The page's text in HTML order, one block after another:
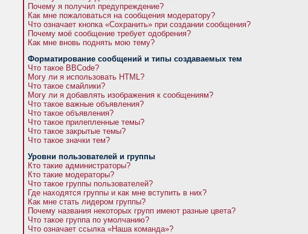
Почему я получил предупреждение?
Как мне пожаловаться на сообщения модератору?
Что означает кнопка «Сохранить» при создании сообщения?
Почему моё сообщение требует одобрения?
Как мне вновь поднять мою тему?
Форматирование сообщений и типы создаваемых тем
Что такое BBCode?
Могу ли я использовать HTML?
Что такое смайлики?
Могу ли я добавлять изображения к сообщениям?
Что такое важные объявления?
Что такое объявления?
Что такое прилепленные темы?
Что такое закрытые темы?
Что такое значки тем?
Уровни пользователей и группы
Кто такие администраторы?
Кто такие модераторы?
Что такое группы пользователей?
Где находятся группы и как мне вступить в них?
Как мне стать лидером группы?
Почему названия некоторых групп имеют разные цвета?
Что такое группа по умолчанию?
Что означает ссылка «Наша команда»?